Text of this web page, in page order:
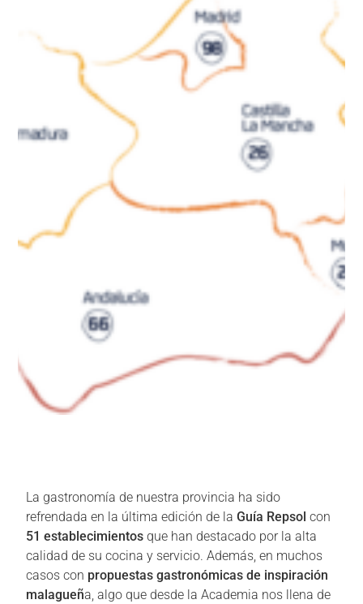
La gastronomía de nuestra provincia ha sido
refrendada en la última edición de laGuía Repsolcon
51 establecimientos que han destacado por la alta
calidad de su cocina y servicio. Además, en muchos
casos con propuestas gastronómicas de inspiración
malagueña, algo que desde la Academia nos llena de